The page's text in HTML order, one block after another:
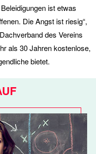
ist etwas
Die Angst ist riesig“,
des Vereins
als 30 Jahren kostenlose,
bietet.